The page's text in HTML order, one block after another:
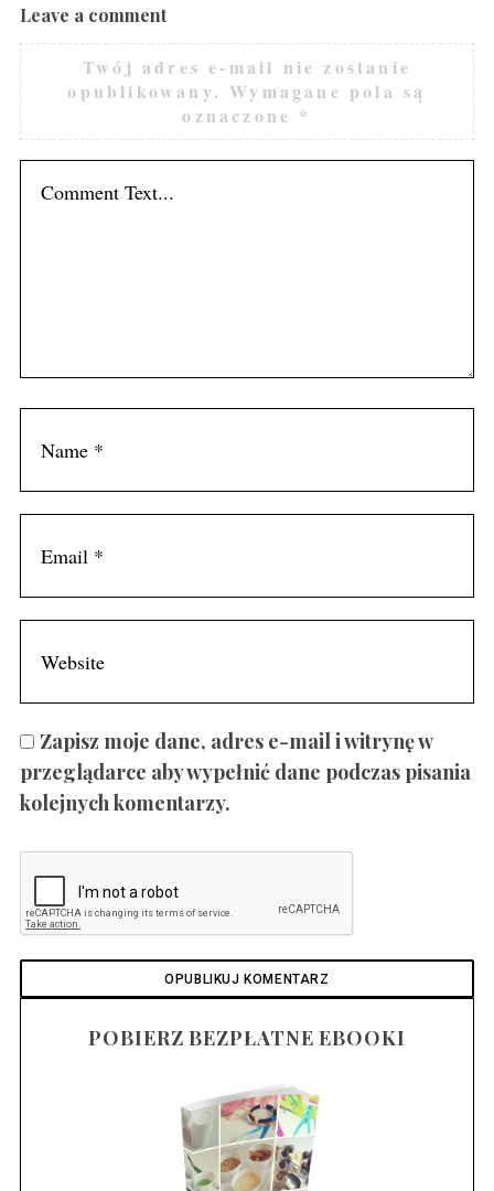
Leave a comment
Twój adres e-mail nie zostanie
opublikowany. Wymagane pola są
oznaczone *
Zapisz moje dane, adres e-mail i witrynę w
przeglądarce aby wypełnić dane podczas pisania
kolejnych komentarzy.
POBIERZ BEZPŁATNE EBOOKI